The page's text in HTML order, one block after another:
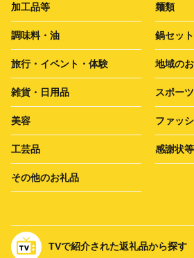
加工品等 麺類
調味料・油 鍋セット
旅行・イベント・体験 地域の
雑貨・日用品 スポー
美容 ファッ
工芸品 感謝状等
その他のお礼品
TVで紹介された返礼品から探す